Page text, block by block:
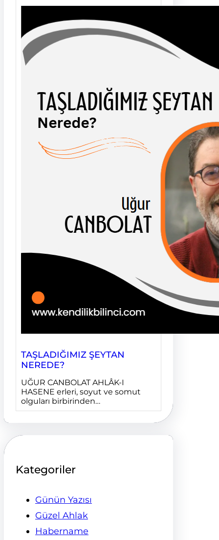
TAŞLADIĞIMIZ ŞEYTAN
NEREDE?
UĞUR CANBOLAT AHLÂK-I
HASENE erleri, soyut ve somut
olguları birbirinden…
Kategoriler
Günün Yazısı
Güzel Ahlak
Habername